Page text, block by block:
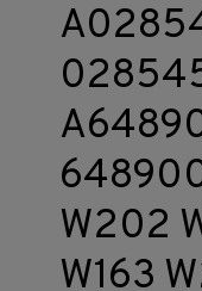
W202
W163